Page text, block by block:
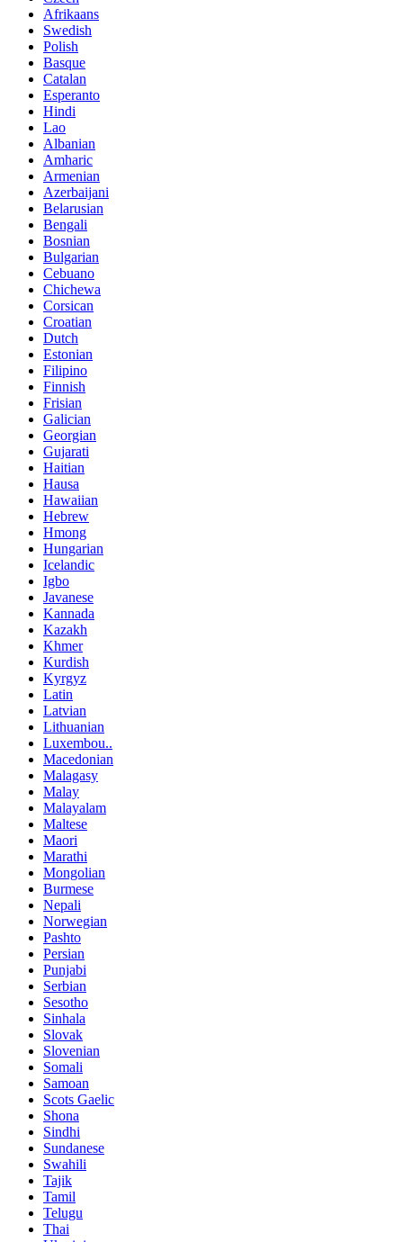
Afrikaans
Swedish
Polish
Basque
Catalan
Esperanto
Hindi
Lao
Albanian
Amharic
Armenian
Azerbaijani
Belarusian
Bengali
Bosnian
Bulgarian
Cebuano
Chichewa
Corsican
Croatian
Dutch
Estonian
Filipino
Finnish
Frisian
Galician
Georgian
Gujarati
Haitian
Hausa
Hawaiian
Hebrew
Hmong
Hungarian
Icelandic
Igbo
Javanese
Kannada
Kazakh
Khmer
Kurdish
Kyrgyz
Latin
Latvian
Lithuanian
Luxembou..
Macedonian
Malagasy
Malay
Malayalam
Maltese
Maori
Marathi
Mongolian
Burmese
Nepali
Norwegian
Pashto
Persian
Punjabi
Serbian
Sesotho
Sinhala
Slovak
Slovenian
Somali
Samoan
Scots Gaelic
Shona
Sindhi
Sundanese
Swahili
Tajik
Tamil
Telugu
Thai